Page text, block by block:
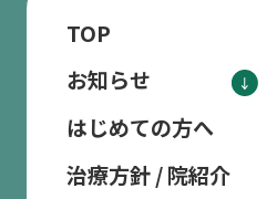
TOP
お知らせ
はじめての方へ
治療方針 / 院紹介